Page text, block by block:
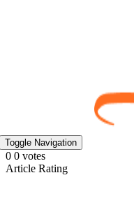
Toggle Navigation
0 0 votes
Article Rating